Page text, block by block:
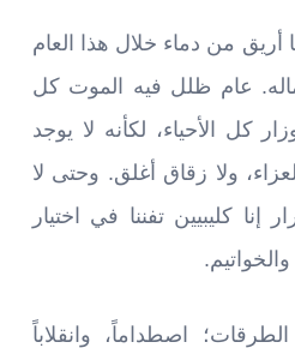
من دماء خلال هذا العام
عام ظلل فيه الموت كل
كل الأحياء، لكأنه لا يوجد
ولا زقاق أغلق. وحتى لا
إنا كليبيين تفننا في اختيار
اصطداماً، وانقلاباً